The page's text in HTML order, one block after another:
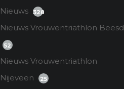
Nieuws 328
Nieuws Vrouwentriathlon Beesd
52
Nieuws Vrouwentriathlon
Nijeveen
25